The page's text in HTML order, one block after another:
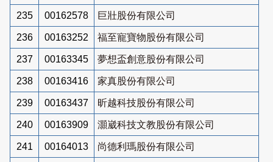
235 00162578 巨壯股份有限公司
236 00163252 福至寵寶物股份有限公司
237 00163345 夢想盃創意股份有限公司
238 00163416 家真股份有限公司
239 00163437 昕越科技股份有限公司
240 00163909 灝崴科技文教股份有限公司
241 00164013 尚德利瑪股份有限公司